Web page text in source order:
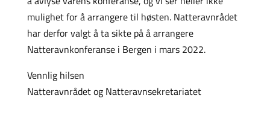
mulighet for å arrangere til høsten. Natteravnrådet
har derfor valgt å ta sikte på å arrangere
Natteravnkonferanse i Bergen i mars 2022.
Vennlig hilsen
Natteravnrådet og Natteravnsekretariatet